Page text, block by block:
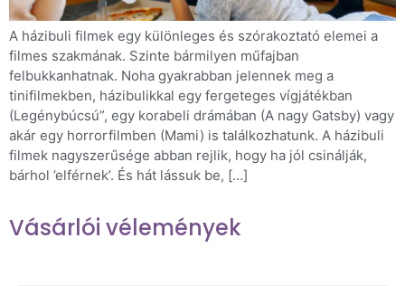
A házibuli filmek egy különleges és szórakoztató elemei a
filmes szakmának. Szinte bármilyen műfajban
felbukkanhatnak. Noha gyakrabban jelennek meg a
tinifilmekben, házibulikkal egy fergeteges vígjátékban
(Legénybúcsú”, egy korabeli drámában (A nagy Gatsby) vagy
akár egy horrorfilmben (Mami) is találkozhatunk. A házibuli
filmek nagyszerűsége abban rejlik, hogy ha jól csinálják,
bárhol ’elférnek’. És hát lássuk be, […]
Vásárlói vélemények